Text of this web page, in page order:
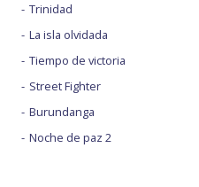
Trinidad
La isla olvidada
Tiempo de victoria
Street Fighter
Burundanga
Noche de paz 2